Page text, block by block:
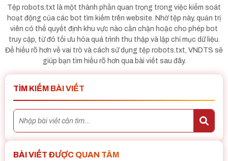
Tệp robots.txt là một thành phần quan trọng trong việc kiểm soát
hoạt động của các bot tìm kiếm trên website. Nhờ tệp này, quản trị
viên có thể quyết định khu vực nào cần chặn hoặc cho phép bot
truy cập, từ đó tối ưu hóa quá trình thu thập và lập chỉ mục dữ liệu.
Để hiểu rõ hơn về vai trò và cách sử dụng tệp robots.txt, VNDTS sẽ
giúp bạn tìm hiểu rõ hơn qua bài viết sau đây.
TÌM KIẾM BÀI VIẾT
BÀI VIẾT ĐƯỢC QUAN TÂM